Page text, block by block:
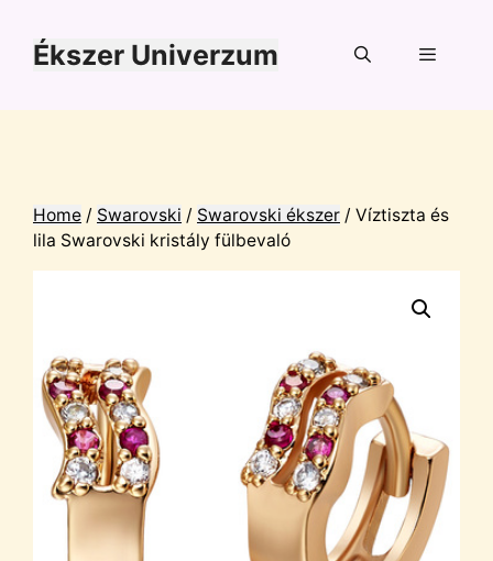
tartalomba
Ékszer Univerzum
Home / Swarovski / Swarovski ékszer / Víztiszta és
lila Swarovski kristály fülbevaló